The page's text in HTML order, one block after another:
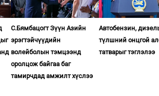
С.Бямбацогт Зүүн Азийн
эрэгтэйчүүдийн
волейболын тэмцээнд
оролцож байгаа баг
тамирчдад амжилт хүслээ
Автобензин,
түлшний онцгой
татварыг тэглэлээ